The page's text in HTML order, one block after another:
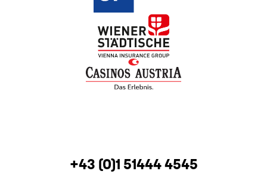
CONTACTTELEPHONE
+43 (0)1 51444 4545